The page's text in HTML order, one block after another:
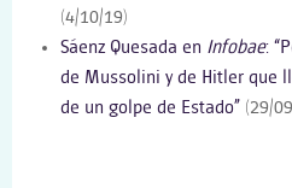
(4/10/19)
Sáenz Quesada en Infobae:
de Mussolini y de Hitler que
de un golpe de Estado” (29/